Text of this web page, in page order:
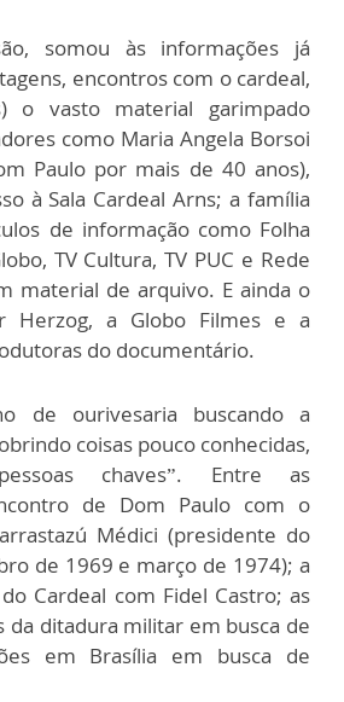
somou às informações já
encontros com o cardeal,
o vasto material garimpado
como Maria Angela Borsoi
Paulo por mais de 40 anos),
à Sala Cardeal Arns; a família
de informação como Folha
TV Cultura, TV PUC e Rede
material de arquivo. E ainda o
Herzog, a Globo Filmes e a
do documentário.
de ourivesaria buscando a
coisas pouco conhecidas,
chaves”. Entre as
de Dom Paulo com o
Médici (presidente do
de 1969 e março de 1974); a
Cardeal com Fidel Castro; as
da ditadura militar em busca de
em Brasília em busca de